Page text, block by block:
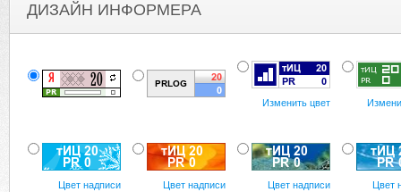
ДИЗАЙН ИНФОРМЕРА
Изменить цвет
Цвет надписи Цвет надписи Цвет надписи Цвет